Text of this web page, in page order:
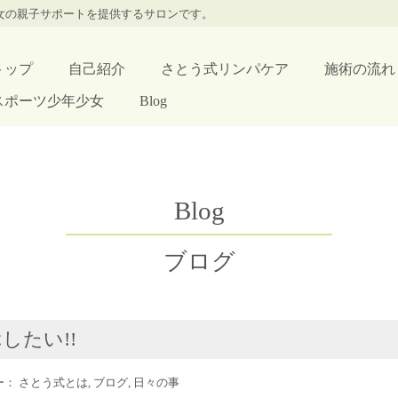
親子サポートを提供するサロンです。
ップ 自己紹介 さとう式リンパケア 施術の流れ
ポーツ少年少女 Blog
Blog
ブログ
たい!!
さとう式とは, ブログ, 日々の事